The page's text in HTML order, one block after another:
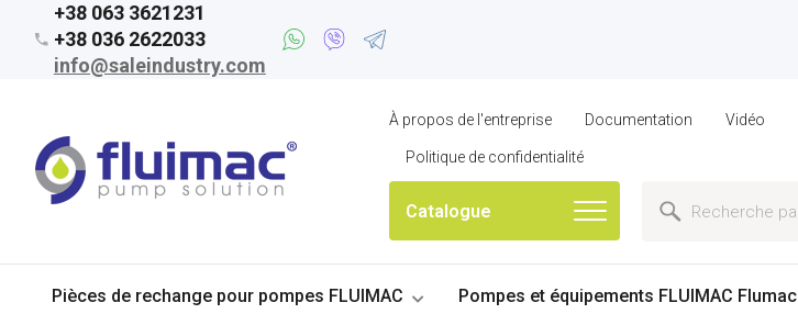
+38 063 3621231
+38 036 2622033
info@saleindustry.com
À propos de l'entreprise Documentation Vidéo
Politique de confidentialité
Catalogue
Pièces de rechange pour pompes FLUIMAC Pompes et équipements FLUIMAC Flumac